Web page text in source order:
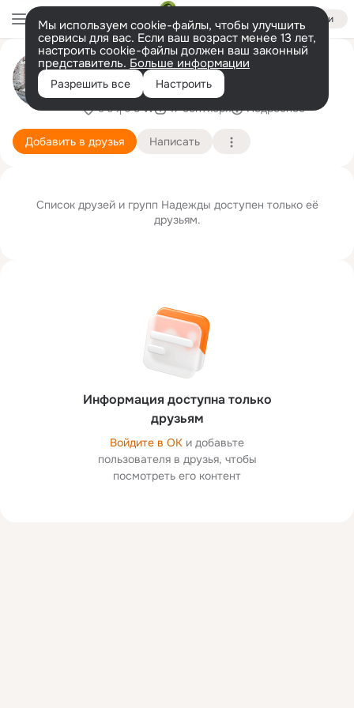
Войти
Мы используем cookie-файлы, чтобы улучшить
сервисы для вас. Если ваш возраст менее 13 лет,
настроить cookie-файлы должен ваш законный
представитель. Больше информации
Разрешить все Настроить
Надежда Мельникова
(Морозова)
ɐ ʚ ʞ ɔ о W 17 сентября Подробнее
Добавить в друзья Написать
Информация доступна только
друзьям
Войдите в ОК и добавьте
пользователя в друзья, чтобы
посмотреть его контент
Список друзей и групп Надежды доступен только её
друзьям.